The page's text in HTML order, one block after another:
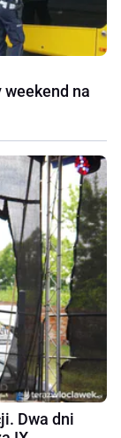
na
Dwa dni